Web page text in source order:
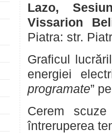
Lazo,
Vissarion
Piatra: str.
Graficul
energiei
programate”
Cerem
întreruperea